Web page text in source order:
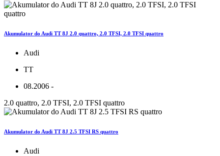
Akumulator do Audi TT 8J 2.0 quattro, 2.0 TFSI, 2.0 TFSI quattro
Audi
TT
08.2006 -
2.0 quattro, 2.0 TFSI, 2.0 TFSI quattro
Akumulator do Audi TT 8J 2.5 TFSI RS quattro
Audi